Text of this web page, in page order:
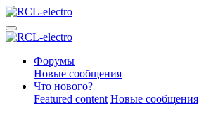
Форумы
Новые сообщения
Что нового?
Featured content Новые сообщения